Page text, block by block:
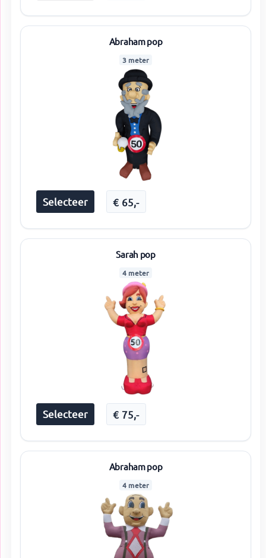
Abraham pop
3 meter
Selecteer € 65,-
Sarah pop
4 meter
Selecteer € 75,-
Abraham pop
4 meter